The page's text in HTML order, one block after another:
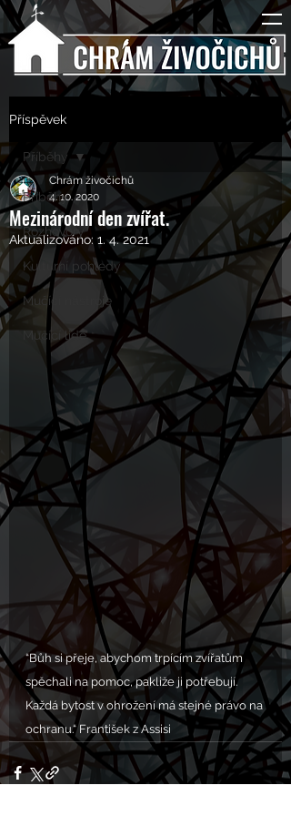
Příspěvek
Příběhy
Rozhovory
Kulturní pohledy
Mučící nástroje
Mučící lidé
Příběhy
Mezinárodní den zvířat.
Chrám živočichů
4. 10. 2020
Aktualizováno: 1. 4. 2021
“Bůh si přeje, abychom trpícím zvířatům
spěchali na pomoc, pakliže ji potřebují.
Každá bytost v ohrožení má stejné právo na
ochranu.“ František z Assisi